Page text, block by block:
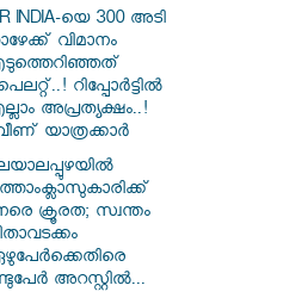
INDIA-യെ 300 അടി
വിമാനം
റിപ്പോർട്ടിൽ
അപ്രത്യക്ഷം..!
യാത്രക്കാർ
ക്രൂരത; സ്വന്തം
അറസ്റ്റിൽ...